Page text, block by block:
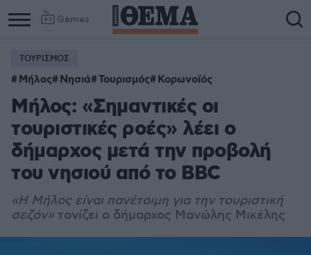
Games
Column
1
Column
2
ΤΟΥΡΙΣΜΟΣ
Μήλος Νησιά Τουρισμός Κορωνοϊός
Μήλος: «Σημαντικές οι
τουριστικές ροές» λέει ο
δήμαρχος μετά την προβολή
του νησιού από το BBC
«Η Μήλος είναι πανέτοιμη για την τουριστική
σεζόν» τονίζει ο δήμαρχος Μανώλης Μικέλης